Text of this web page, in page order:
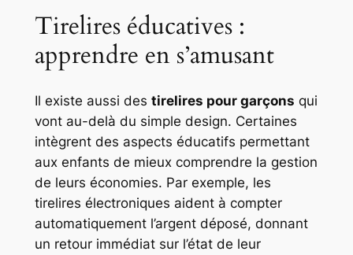
Tirelires éducatives :
apprendre en s’amusant
Il existe aussi des tirelires pour garçons qui
vont au-delà du simple design. Certaines
intègrent des aspects éducatifs permettant
aux enfants de mieux comprendre la gestion
de leurs économies. Par exemple, les
tirelires électroniques aident à compter
automatiquement l’argent déposé, donnant
un retour immédiat sur l’état de leur